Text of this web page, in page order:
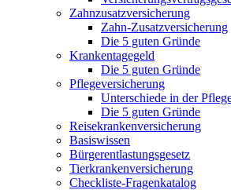
Zahnzusatzversicherung
Zahn-Zusatzversicherung
Die 5 guten Gründe
Krankentagegeld
Die 5 guten Gründe
Pflegeversicherung
Unterschiede in der
Die 5 guten Gründe
Reisekrankenversicherung
Basiswissen
Bürgerentlastungsgesetz
Tierkrankenversicherung
Checkliste-Fragenkatalog